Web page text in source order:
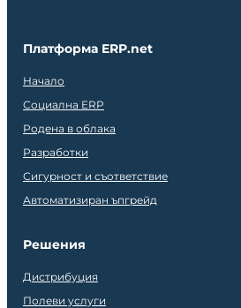
Платформа ERP.net
Начало
Социална ERP
Родена в облака
Разработки
Сигурност и съответствие
Автоматизиран ъпгрейд
Решения
Дистрибуция
Полеви услуги